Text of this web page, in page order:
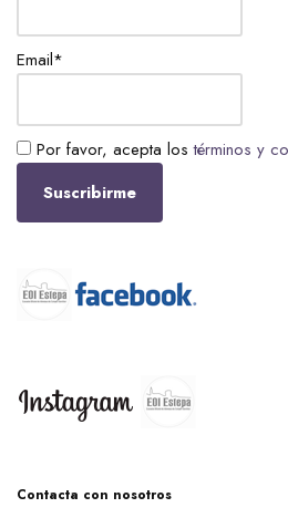
Email*
Por favor, acepta lostérminos y
Contacta con nosotros